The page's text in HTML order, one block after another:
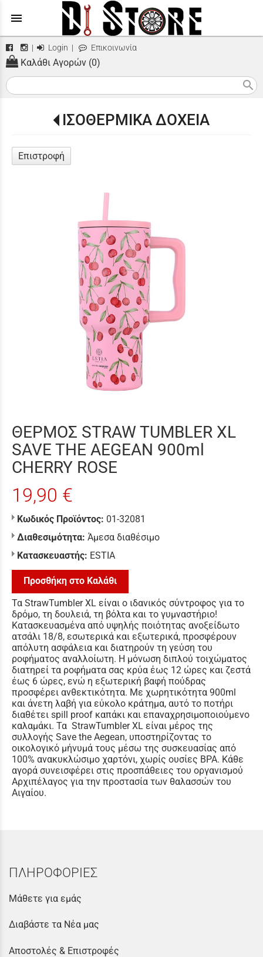
menu
| Login | Επικοινωνία
Καλάθι Αγορών (0)
search
ΙΣΟΘΕΡΜΙΚΑ ΔΟΧΕΙΑ
Επιστροφή
ΘΕΡΜΟΣ STRAW TUMBLER XL
SAVE THE AEGEAN 900ml
CHERRY ROSE
19,90 €
Κωδικός Προϊόντος: 01-32081
Διαθεσιμότητα: Άμεσα διαθέσιμο
Κατασκευαστής: ESTIA
Προσθήκη στο Καλάθι
Τα StrawTumbler XL είναι ο ιδανικός σύντροφος για το
δρόμο, τη δουλειά, τη βόλτα και το γυμναστήριο!
Κατασκευασμένα από υψηλής ποιότητας ανοξείδωτο
ατσάλι 18/8, εσωτερικά και εξωτερικά, προσφέρουν
απόλυτη ασφάλεια και διατηρούν τη γεύση του
ροφήματος αναλλοίωτη. Η μόνωση διπλού τοιχώματος
διατηρεί τα ροφήματα σας κρύα έως 12 ώρες και ζεστά
έως 6 ώρες, ενώ η εξωτερική βαφή πούδρας
προσφέρει ανθεκτικότητα. Με χωρητικότητα 900ml
και άνετη λαβή για εύκολο κράτημα, αυτό το ποτήρι
διαθέτει spill proof καπάκι και επαναχρησιμοποιούμενο
καλαμάκι. Τα StrawTumbler XL είναι μέρος της
συλλογής Save the Aegean, υποστηρίζοντας το
οικολογικό μήνυμά τους μέσω της συσκευασίας από
100% ανακυκλώσιμο χαρτόνι, χωρίς ουσίες BPA. Κάθε
αγορά συνεισφέρει στις προσπάθειες του οργανισμού
Αρχιπέλαγος για την προστασία των θαλασσών του
Αιγαίου.
ΠΛΗΡΟΦΟΡΙΕΣ
Μάθετε για εμάς
Διαβάστε τα Νέα μας
Αποστολές & Επιστροφές